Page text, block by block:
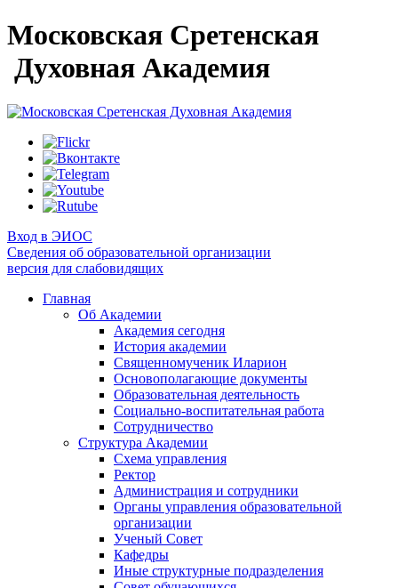
Московская Сретенская
Духовная Академия
Вход в ЭИОС
Сведения об образовательной организации
версия для слабовидящих
Главная
Об Академии
Академия сегодня
История академии
Священномученик Иларион
Основополагающие документы
Образовательная деятельность
Социально-воспитательная работа
Сотрудничество
Структура Академии
Схема управления
Ректор
Администрация и сотрудники
Органы управления образовательной
организации
Ученый Совет
Кафедры
Иные структурные подразделения